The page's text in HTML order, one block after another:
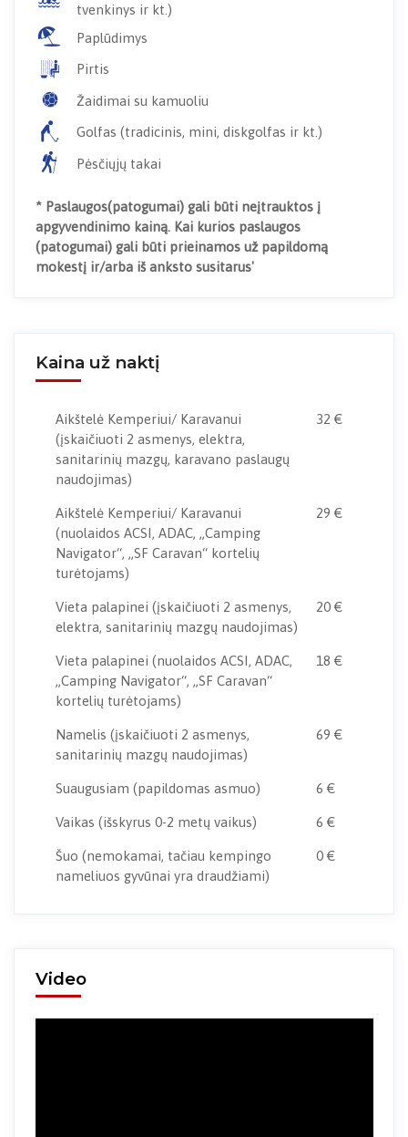
tvenkinys ir kt.)
Paplūdimys
Pirtis
Žaidimai su kamuoliu
Golfas (tradicinis, mini, diskgolfas ir kt.)
Pėsčiųjų takai
* Paslaugos(patogumai) gali būti neįtrauktos į
apgyvendinimo kainą. Kai kurios paslaugos
(patogumai) gali būti prieinamos už papildomą
mokestį ir/arba iš anksto susitarus'
Kaina už naktį
Aikštelė Kemperiui/ Karavanui
(įskaičiuoti 2 asmenys, elektra,
sanitarinių mazgų, karavano paslaugų
naudojimas)
32 €
Aikštelė Kemperiui/ Karavanui
(nuolaidos ACSI, ADAC, „Camping
Navigator“, „SF Caravan“ kortelių
turėtojams)
29 €
Vieta palapinei (įskaičiuoti 2 asmenys,
elektra, sanitarinių mazgų naudojimas)
20 €
Vieta palapinei (nuolaidos ACSI, ADAC,
„Camping Navigator“, „SF Caravan“
kortelių turėtojams)
18 €
Namelis (įskaičiuoti 2 asmenys,
sanitarinių mazgų naudojimas)
69 €
Suaugusiam (papildomas asmuo) 6 €
Vaikas (išskyrus 0-2 metų vaikus) 6 €
Šuo (nemokamai, tačiau kempingo
nameliuos gyvūnai yra draudžiami)
0 €
Video